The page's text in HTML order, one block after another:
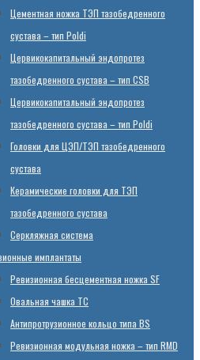
Цементная ножка ТЭП тазобедренного
сустава – тип Poldi
Цервикокапитальный эндопротез
тазобедренного сустава – тип CSB
Цервикокапитальный эндопротез
тазобедренного сустава – тип Poldi
Головки для ЦЭП/ТЭП тазобедренного
сустава
Керамические головки для ТЭП
тазобедренного сустава
Серкляжная система
имплантаты
Ревизионная бесцементная ножка SF
Овальная чашка TC
Антипротрузионное кольцо типа BS
Ревизионная модульная ножка – тип RMD